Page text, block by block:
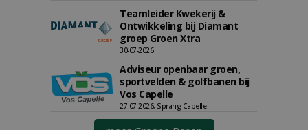
Teamleider Kwekerij &
Ontwikkeling bij Diamant
groep Groen Xtra
30-07-2026
Adviseur openbaar groen,
sportvelden & golfbanen bij
Vos Capelle
27-07-2026, Sprang-Capelle